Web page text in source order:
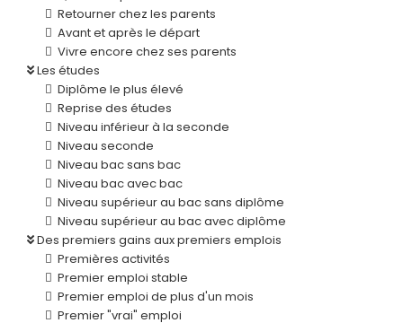
Retourner chez les parents
Avant et après le départ
Vivre encore chez ses parents
Les études
Diplôme le plus élevé
Reprise des études
Niveau inférieur à la seconde
Niveau seconde
Niveau bac sans bac
Niveau bac avec bac
Niveau supérieur au bac sans diplôme
Niveau supérieur au bac avec diplôme
Des premiers gains aux premiers emplois
Premières activités
Premier emploi stable
Premier emploi de plus d'un mois
Premier "vrai" emploi